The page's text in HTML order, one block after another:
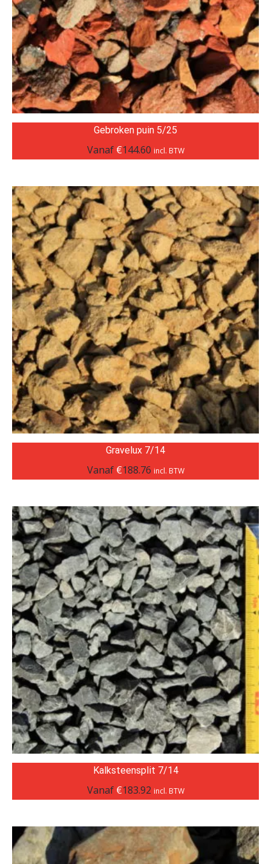
Gebroken puin 5/25
Vanaf €144.60 incl. BTW
Gravelux 7/14
Vanaf €188.76 incl. BTW
Kalksteensplit 7/14
Vanaf €183.92 incl. BTW